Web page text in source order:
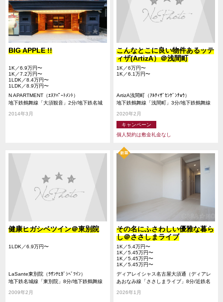
BIG APPLE !!
1K／6.9万円〜
1K／7.2万円〜
1LDK／8.4万円〜
1LDK／8.9万円〜
N APARTMENT（ｴﾇｱﾊﾟｰﾄﾒﾝﾄ）
地下鉄鶴舞線「大須観音」2分/地下鉄名城
線「上前津」11分/地下鉄名城線「矢場町」
2014年3月
こんなとこに良い物件あるッテ
ィザ(ArtizA）＠浅間町
1K／6万円〜
1K／6.1万円〜
ArtizA浅間町（ｱﾙﾃｨｻﾞｾﾝｹﾞﾝﾁｮｳ）
地下鉄鶴舞線「浅間町」3分/地下鉄鶴舞線
「浄心」14分/地下鉄桜通線「国際センタ
2020年2月
キャンペーン
個人契約は敷金礼金なし
健康ヒガシベツイン＠東別院
1LDK／6.9万円〜
LaSante東別院（ﾗｻﾝﾃﾋｶﾞｼﾍﾞﾂｲﾝ）
地下鉄名城線「東別院」8分/地下鉄鶴舞線
2009年2月
その名にふさわしい優雅な暮ら
し＠ささしまライブ
1K／5.4万円〜
1K／5.45万円〜
1K／5.45万円〜
1K／5.45万円〜
ディアレイシャス名古屋大須通（ディアレ
イシャスナゴヤオオスドオリ）
あおなみ線「ささしまライブ」8分/近鉄名
2026年1月